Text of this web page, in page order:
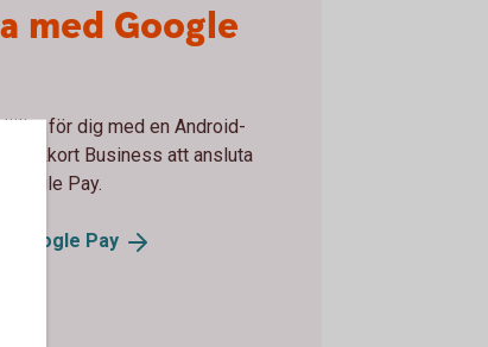
med Google
för dig med en Android-
bankkort Business att ansluta
Pay.
Google Pay